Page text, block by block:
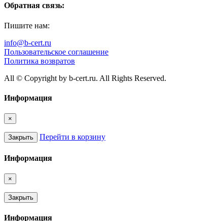
Обратная связь:
Пишите нам:
info@b-cert.ru
Пользовательское соглашение
Политика возвратов
All © Copyright by b-cert.ru. All Rights Reserved.
Информация
×
Закрыть Перейти в корзину
Информация
×
Закрыть
Информация